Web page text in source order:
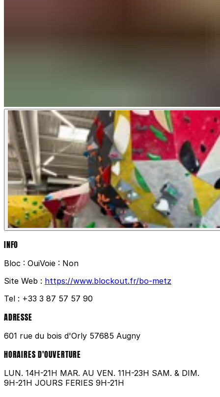
INFO
Bloc : OuiVoie : Non
Site Web : https://www.blockout.fr/bo-metz
Tel : +33 3 87 57 57 90
ADRESSE
601 rue du bois d'Orly 57685 Augny
HORAIRES D'OUVERTURE
LUN. 14H-21H MAR. AU VEN. 11H-23H SAM. & DIM.
9H-21H JOURS FERIES 9H-21H